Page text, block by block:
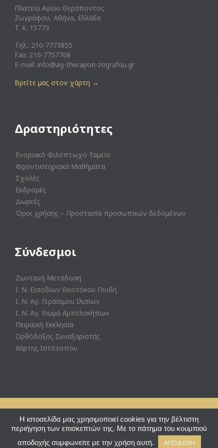
Πλατεία Αγίου Θεράποντος
Ζωγράφου, Αθήνα, Ελλάδα
T. K. 15773
Τηλ.: 210-7773855
Fax: 210-7757708
E-mail: info@ag-therapon-zografou.gr
Βρείτε μας στον χάρτη →
Δραστηριότητες
Ενοριακό Φιλόπτωχο Ταμείο
Φροντιστηριακά Μαθήματα
Σχολές
Εκδρομές
Δωρεές
Όροι χρήσης – Προστασία προσωπικών δεδομένων
Σύνδεσμοι
Ζωντανή Μετάδοση
Ι. Ν. Εισοδίων Θεοτόκου Γουδή
Ι. Ν. Αγ. Γεράσιμου Ιλισίων
Ι. Ν. Αγ. Θωμά Αμπελοκήπων
Πειραϊκή Εκκλησία
Ορθόδοξος Συναξαριστής
Χάρτης Ιστότοπου
Η ιστοσελίδα μας χρησιμοποιεί cookies για την βέλτιστη
περιήγηση των επισκεπτών της. Με το πάτημα του κουμπιού
αποδοχής συμφωνείτε με την χρήση αυτή.
ΑΠΟΔΟΧΗ